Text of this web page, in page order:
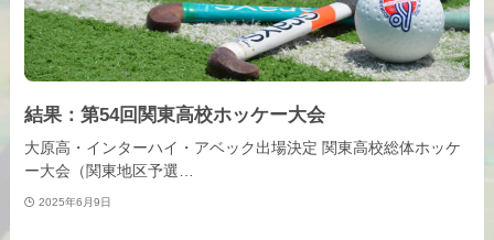
結果：第54回関東高校ホッケー大会
大原高・インターハイ・アベック出場決定 関東高校総体ホッケ
ー大会（関東地区予選…
2025年6月9日